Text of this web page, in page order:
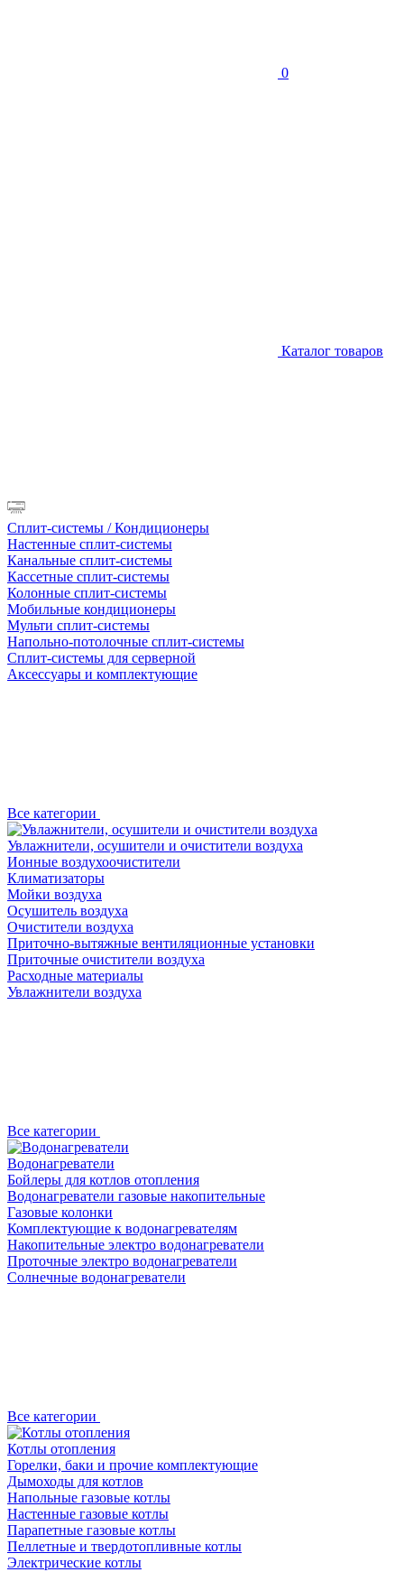
0
Каталог товаров
Сплит-системы / Кондиционеры
Настенные сплит-системы
Канальные сплит-системы
Кассетные сплит-системы
Колонные сплит-системы
Мобильные кондиционеры
Мульти сплит-системы
Напольно-потолочные сплит-системы
Сплит-системы для серверной
Аксессуары и комплектующие
Все категории
Увлажнители, осушители и очистители воздуха
Ионные воздухоочистители
Климатизаторы
Мойки воздуха
Осушитель воздуха
Очистители воздуха
Приточно-вытяжные вентиляционные установки
Приточные очистители воздуха
Расходные материалы
Увлажнители воздуха
Все категории
Водонагреватели
Бойлеры для котлов отопления
Водонагреватели газовые накопительные
Газовые колонки
Комплектующие к водонагревателям
Накопительные электро водонагреватели
Проточные электро водонагреватели
Солнечные водонагреватели
Все категории
Котлы отопления
Горелки, баки и прочие комплектующие
Дымоходы для котлов
Напольные газовые котлы
Настенные газовые котлы
Парапетные газовые котлы
Пеллетные и твердотопливные котлы
Электрические котлы